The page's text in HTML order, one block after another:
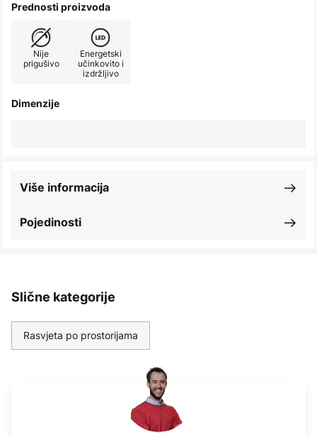
Prednosti proizvoda
Nije
prigušivo
Energetski
učinkovito i
izdržljivo
Dimenzije
Pojedinosti
Više informacija
Slične kategorije
Rasvjeta po prostorijama